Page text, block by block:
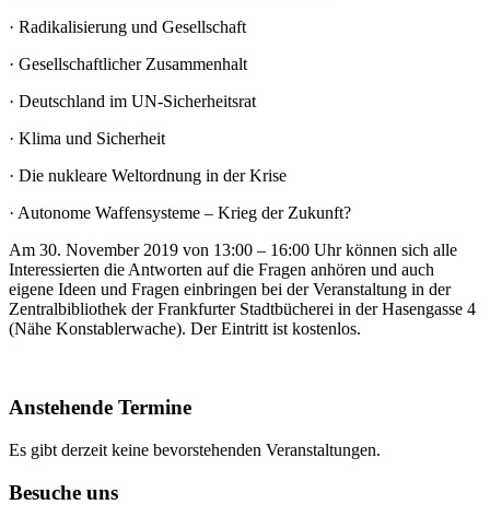
· Radikalisierung und Gesellschaft
· Gesellschaftlicher Zusammenhalt
· Deutschland im UN-Sicherheitsrat
· Klima und Sicherheit
· Die nukleare Weltordnung in der Krise
· Autonome Waffensysteme – Krieg der Zukunft?
Am 30. November 2019 von 13:00 – 16:00 Uhr können sich alle
Interessierten die Antworten auf die Fragen anhören und auch
eigene Ideen und Fragen einbringen bei der Veranstaltung in der
Zentralbibliothek der Frankfurter Stadtbücherei in der Hasengasse 4
(Nähe Konstablerwache). Der Eintritt ist kostenlos.
Anstehende Termine
Es gibt derzeit keine bevorstehenden Veranstaltungen.
Besuche uns